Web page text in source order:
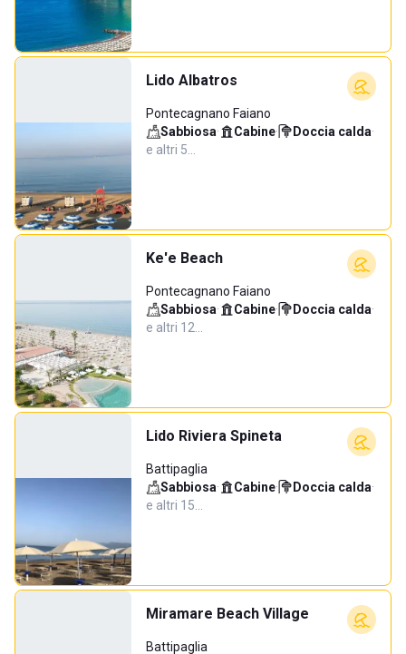
Lido Albatros
Pontecagnano Faiano
Sabbiosa· Cabine· Doccia calda·
e altri 5…
Ke'e Beach
Pontecagnano Faiano
Sabbiosa· Cabine· Doccia calda·
e altri 12…
Lido Riviera Spineta
Battipaglia
Sabbiosa· Cabine· Doccia calda·
e altri 15…
Miramare Beach Village
Battipaglia